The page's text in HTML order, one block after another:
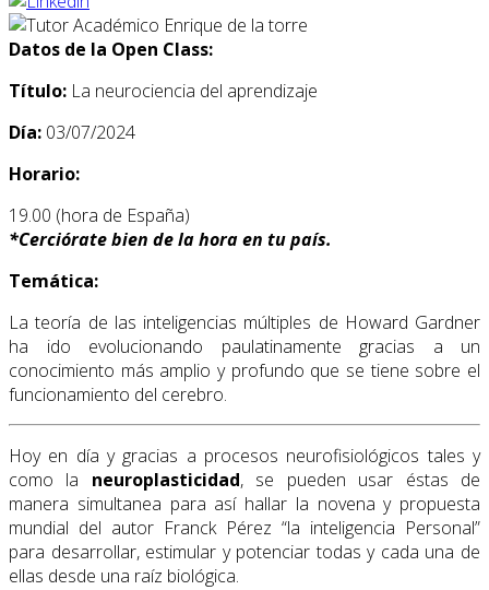
Datos de la Open Class:
Título: La neurociencia del aprendizaje
Día: 03/07/2024
Horario:
19.00 (hora de España)
*Cerciórate bien de la hora en tu país.
Temática:
La teoría de las inteligencias múltiples de Howard Gardner
ha ido evolucionando paulatinamente gracias a un
conocimiento más amplio y profundo que se tiene sobre el
funcionamiento del cerebro.
Hoy en día y gracias a procesos neurofisiológicos tales y
como la neuroplasticidad, se pueden usar éstas de
manera simultanea para así hallar la novena y propuesta
mundial del autor Franck Pérez “la inteligencia Personal”
para desarrollar, estimular y potenciar todas y cada una de
ellas desde una raíz biológica.